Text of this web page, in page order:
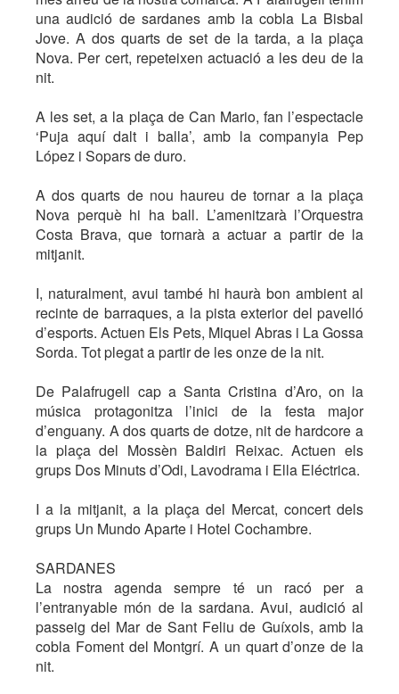
una audició de sardanes amb la cobla La Bisbal
Jove. A dos quarts de set de la tarda, a la plaça
Nova. Per cert, repeteixen actuació a les deu de la
nit.
A les set, a la plaça de Can Mario, fan l’espectacle
‘Puja aquí dalt i balla’, amb la companyia Pep
López i Sopars de duro.
A dos quarts de nou haureu de tornar a la plaça
Nova perquè hi ha ball. L’amenitzarà l’Orquestra
Costa Brava, que tornarà a actuar a partir de la
mitjanit.
I, naturalment, avui també hi haurà bon ambient al
recinte de barraques, a la pista exterior del pavelló
d’esports. Actuen Els Pets, Miquel Abras i La Gossa
Sorda. Tot plegat a partir de les onze de la nit.
De Palafrugell cap a Santa Cristina d’Aro, on la
música protagonitza l’inici de la festa major
d’enguany. A dos quarts de dotze, nit de hardcore a
la plaça del Mossèn Baldiri Reixac. Actuen els
grups Dos Minuts d’Odi, Lavodrama i Ella Eléctrica.
I a la mitjanit, a la plaça del Mercat, concert dels
grups Un Mundo Aparte i Hotel Cochambre.
SARDANES
La nostra agenda sempre té un racó per a
l’entranyable món de la sardana. Avui, audició al
passeig del Mar de Sant Feliu de Guíxols, amb la
cobla Foment del Montgrí. A un quart d’onze de la
nit.